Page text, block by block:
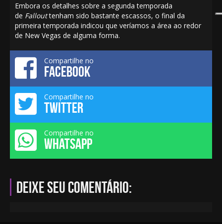
Embora os detalhes sobre a segunda temporada
de Fallouttenham sido bastante escassos, o final da
primeira temporada indicou que veríamos a área ao redor
de New Vegas de alguma forma.
Compartilhe no
FACEBOOK
Compartilhe no
TWITTER
Compartilhe no
WHATSAPP
Deixe seu comentário: